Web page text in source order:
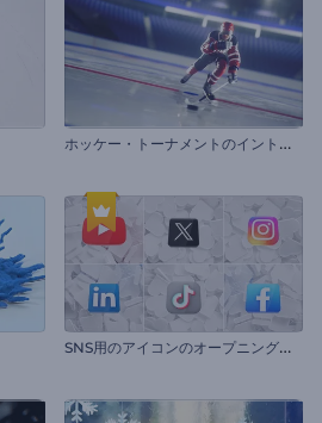
ホ
ッケー・トーナメントのイントロ動画
S
NS用のアイコンのオープニング動画